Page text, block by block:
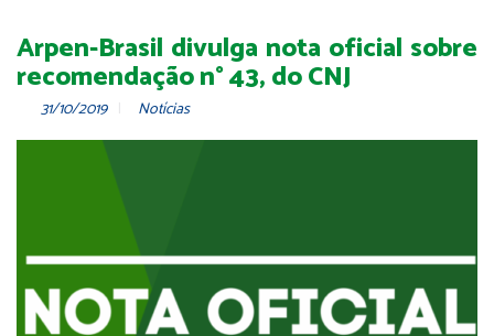
Arpen-Brasil divulga nota oficial sobre
recomendação n° 43, do CNJ
31/10/2019 Notícias